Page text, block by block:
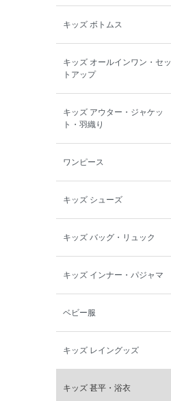
allolun.
ICE RING
キッズ ボトムス
キッズ オールインワン・セッ
トアップ
キッズ アウター・ジャケッ
ト・羽織り
ワンピース
キッズ シューズ
キッズ バッグ・リュック
キッズ インナー・パジャマ
ベビー服
キッズ レイングッズ
キッズ 甚平・浴衣